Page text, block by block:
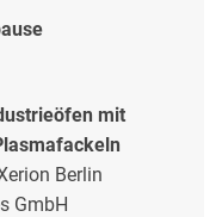
mit
Berlin
GmbH